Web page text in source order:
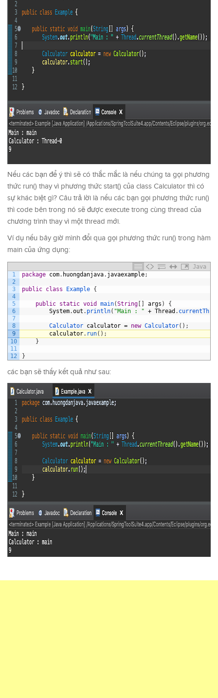
Nếu các bạn để ý thì sẽ có thắc mắc là nếu chúng ta gọi phương
thức run() thay vì phương thức start() của class Calculator thì có
sự khác biệt gì? Câu trả lời là nếu các bạn gọi phương thức run()
thì code bên trong nó sẽ được execute trong cùng thread của
chương trình thay vì một thread mới.
Ví dụ nếu bây giờ mình đổi qua gọi phương thức run() trong hàm
main của ứng dụng:
Java
1
2
3
4
5
6
7
8
9
10
11
12
package com. huongdanjava. javaexample;
public class Example {
public static void main(String [ ] args )
{
System.out . println( "Main : " + Thread .
Calculator calculator = new Calculator( ) ;
calculator. run( ) ;
}
}
các bạn sẽ thấy kết quả như sau: